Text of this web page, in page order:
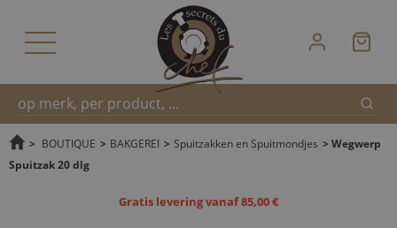
Snel
> BOUTIQUE > BAKGEREI > Spuitzakken en Spuitmondjes > Wegwerp
Spuitzak 20 dlg
Gratis levering vanaf 85,00 €